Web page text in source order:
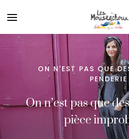
ON N'EST PAS QUE
PENDERIE
On n’est pas que
pièce